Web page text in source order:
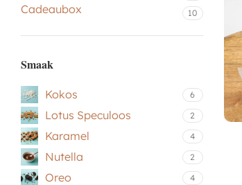
Cadeaubox 10
Smaak
Kokos 6
Lotus Speculoos 2
Karamel 4
Nutella 2
Oreo 4